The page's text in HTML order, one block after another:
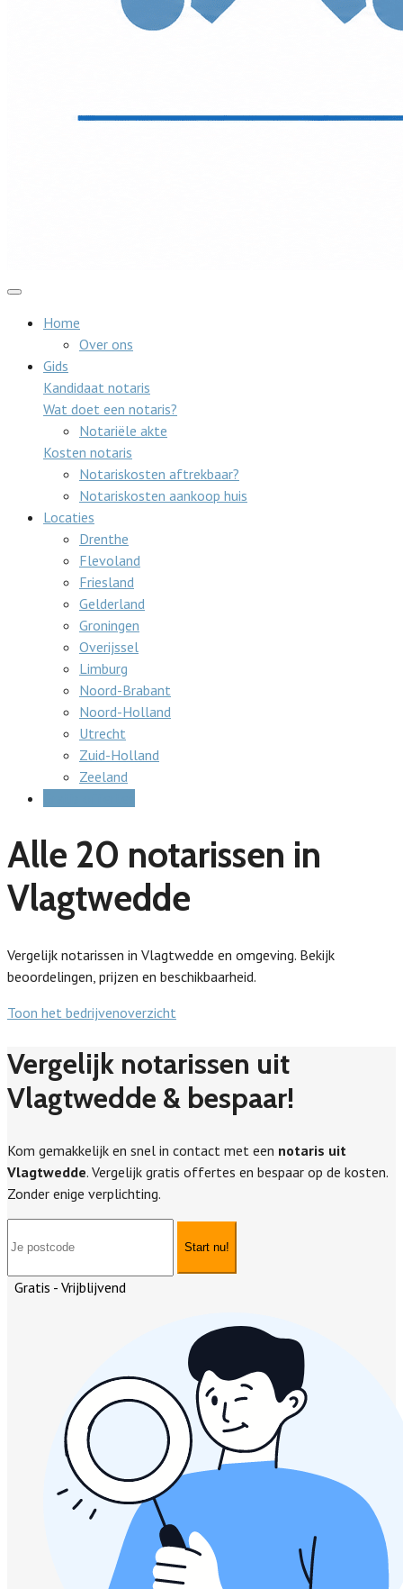
Home
Over ons
Gids
Kandidaat notaris
Wat doet een notaris?
Notariële akte
Kosten notaris
Notariskosten aftrekbaar?
Notariskosten aankoop huis
Locaties
Drenthe
Flevoland
Friesland
Gelderland
Groningen
Overijssel
Limburg
Noord-Brabant
Noord-Holland
Utrecht
Zuid-Holland
Zeeland
Alle 20 notarissen in
Vlagtwedde
Vergelijk notarissen in Vlagtwedde en omgeving. Bekijk
beoordelingen, prijzen en beschikbaarheid.
Toon het bedrijvenoverzicht
Vergelijk notarissen uit
Vlagtwedde & bespaar!
Kom gemakkelijk en snel in contact met een notaris uit
Vlagtwedde. Vergelijk gratis offertes en bespaar op de kosten.
Zonder enige verplichting.
Start nu!
Gratis - Vrijblijvend